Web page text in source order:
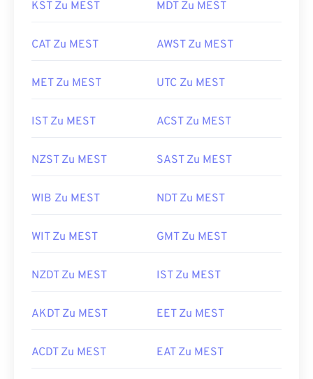
KST Zu MEST MDT Zu MEST
CAT Zu MEST AWST Zu MEST
MET Zu MEST UTC Zu MEST
IST Zu MEST ACST Zu MEST
NZST Zu MEST SAST Zu MEST
WIB Zu MEST NDT Zu MEST
WIT Zu MEST GMT Zu MEST
NZDT Zu MEST IST Zu MEST
AKDT Zu MEST EET Zu MEST
ACDT Zu MEST EAT Zu MEST